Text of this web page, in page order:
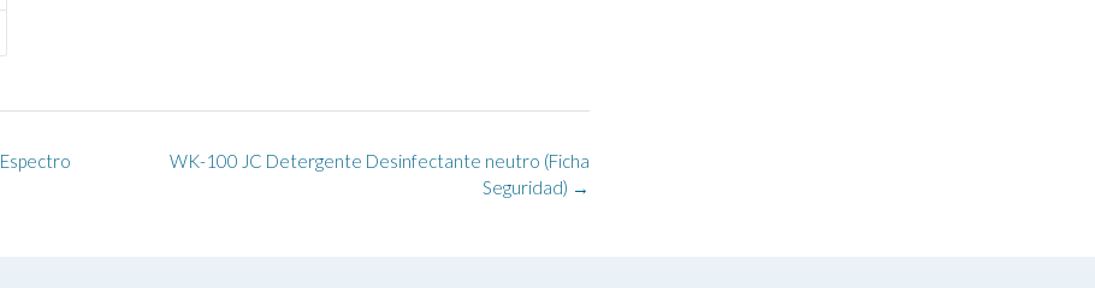
WK-100 JC Detergente Desinfectante neutro (Ficha
Seguridad) →